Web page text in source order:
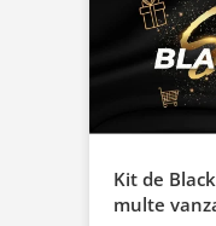
Kit de
multe